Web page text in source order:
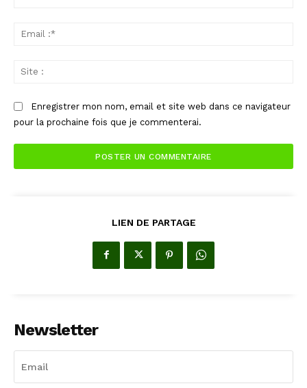
Enregistrer mon nom, email et site web dans ce navigateur
pour la prochaine fois que je commenterai.
LIEN DE PARTAGE
Newsletter